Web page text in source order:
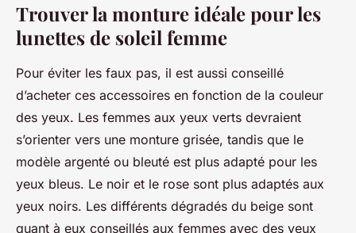
Trouver la monture idéale pour les
lunettes de soleil femme
Pour éviter les faux pas, il est aussi conseillé
d’acheter ces accessoires en fonction de la couleur
des yeux. Les femmes aux yeux verts devraient
s’orienter vers une monture grisée, tandis que le
modèle argenté ou bleuté est plus adapté pour les
yeux bleus. Le noir et le rose sont plus adaptés aux
yeux noirs. Les différents dégradés du beige sont
quant à eux conseillés aux femmes avec des yeux